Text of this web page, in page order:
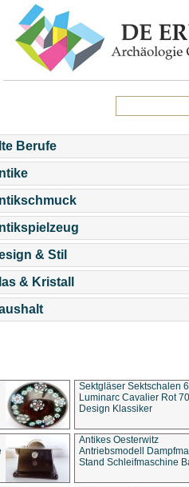
Berufe
& Stil
& Kristall
Sektgläser Sektschalen
Luminarc Cavalier Rot
Design Klassiker
Antikes Oesterwitz
Antriebsmodell
Stand Schleifmaschine